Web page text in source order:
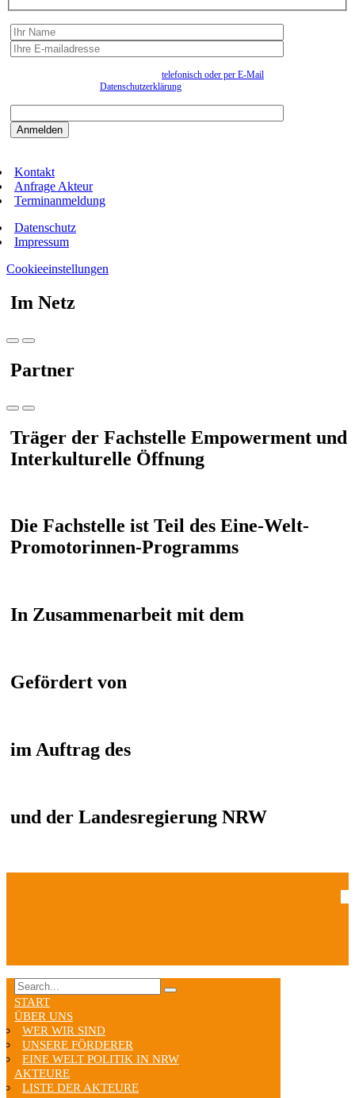
telefonisch oder per E-Mail
Datenschutzerklärung
Kontakt
Anfrage Akteur
Terminanmeldung
Datenschutz
Impressum
Cookieeinstellungen
Im Netz
Partner
Träger der Fachstelle Empowerment und
Interkulturelle Öffnung
Die Fachstelle ist Teil des Eine-Welt-
Promotorinnen-Programms
In Zusammenarbeit mit dem
Gefördert von
im Auftrag des
und der Landesregierung NRW
START
ÜBER UNS
WER WIR SIND
UNSERE FÖRDERER
EINE WELT POLITIK IN NRW
AKTEURE
LISTE DER AKTEURE